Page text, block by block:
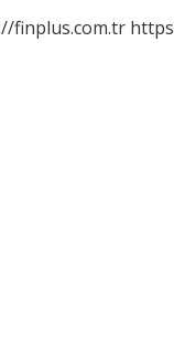
finplus.com.tr